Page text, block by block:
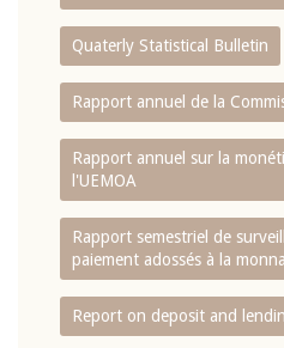
Quaterly Statistical Bulletin
Rapport annuel de la
Rapport annuel sur la
l'UEMOA
Rapport semestriel de
paiement adossés à la
Report on deposit and